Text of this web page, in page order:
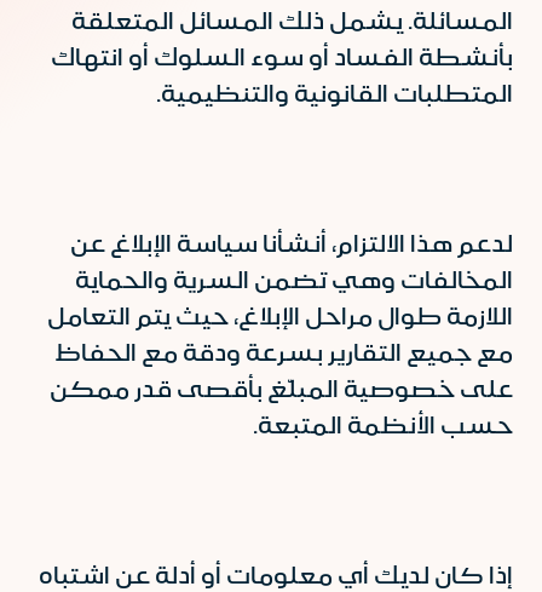
المسائلة. يشمل ذلك المسائل المتعلقة
بأنشطة الفساد أو سوء السلوك أو انتهاك
المتطلبات القانونية والتنظيمية.
لدعم هذا الالتزام، أنشأنا سياسة الإبلاغ عن
المخالفات وهي تضمن السرية والحماية
اللازمة طوال مراحل الإبلاغ، حيث يتم التعامل
مع جميع التقارير بسرعة ودقة مع الحفاظ
على خصوصية المبلّغ بأقصى قدر ممكن
حسب الأنظمة المتبعة.
إذا كان لديك أي معلومات أو أدلة عن اشتباه